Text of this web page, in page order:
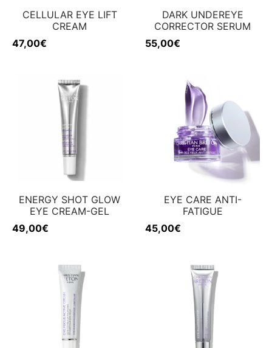
CELLULAR EYE LIFT
CREAM
47,00€
DARK UNDEREYE
CORRECTOR SERUM
55,00€
ENERGY SHOT GLOW
EYE CREAM-GEL
49,00€
EYE CARE ANTI-
FATIGUE
45,00€